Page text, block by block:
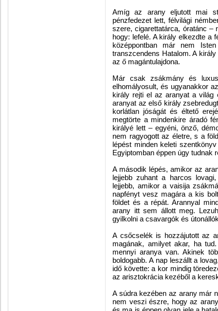
Amíg az arany eljutott mai
pénzfedezet lett, félvilági
szere, cigarettatárca, óratánc –
hogy: lefelé. A király elkezdte a
középpontban már nem
transzcendens Hatalom. A
az ő magántulajdona.
Már csak zsákmány és
elhomályosult, és ugyanakkor
király rejti el az aranyat a világ
aranyat az első király
korlátlan jóságát és éltető
megtörte a mindenkire áradó
királyé lett – egyéni, önző,
nem ragyogott az életre, s a
lépést minden keleti
Egyiptomban éppen úgy tudnak
A második lépés, amikor az
lejjebb zuhant a harcos
lejjebb, amikor a vaisija
napfényt vesz magára a kis
földet és a répát. Arannyal
arany itt sem állott meg.
gyilkolni a csavargók és
A csőcselék is hozzájutott az
magának, amilyet akar, ha
mennyi aranya van. Akinek
boldogabb. A nap leszállt a
idő követte: a kor mindig
az arisztokrácia kezéből a
A súdra kezében az arany már
nem veszi észre, hogy az